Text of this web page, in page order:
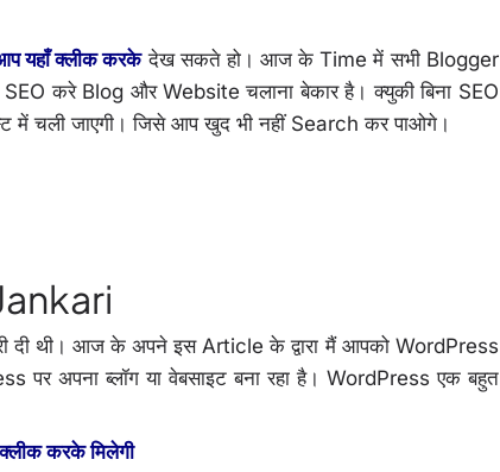
यहाँ क्लीक करकेदेख सकते हो। आज के Time में सभी Blogger
करे Blog और Website चलाना बेकार है। क्युकी बिना SEO
में चली जाएगी। जिसे आप खुद भी नहीं Search कर पाओगे।
दी थी। आज के अपने इस Article के द्वारा मैं आपको WordPress
पर अपना ब्लॉग या वेबसाइट बना रहा है। WordPress एक बहुत
करके मिलेगी